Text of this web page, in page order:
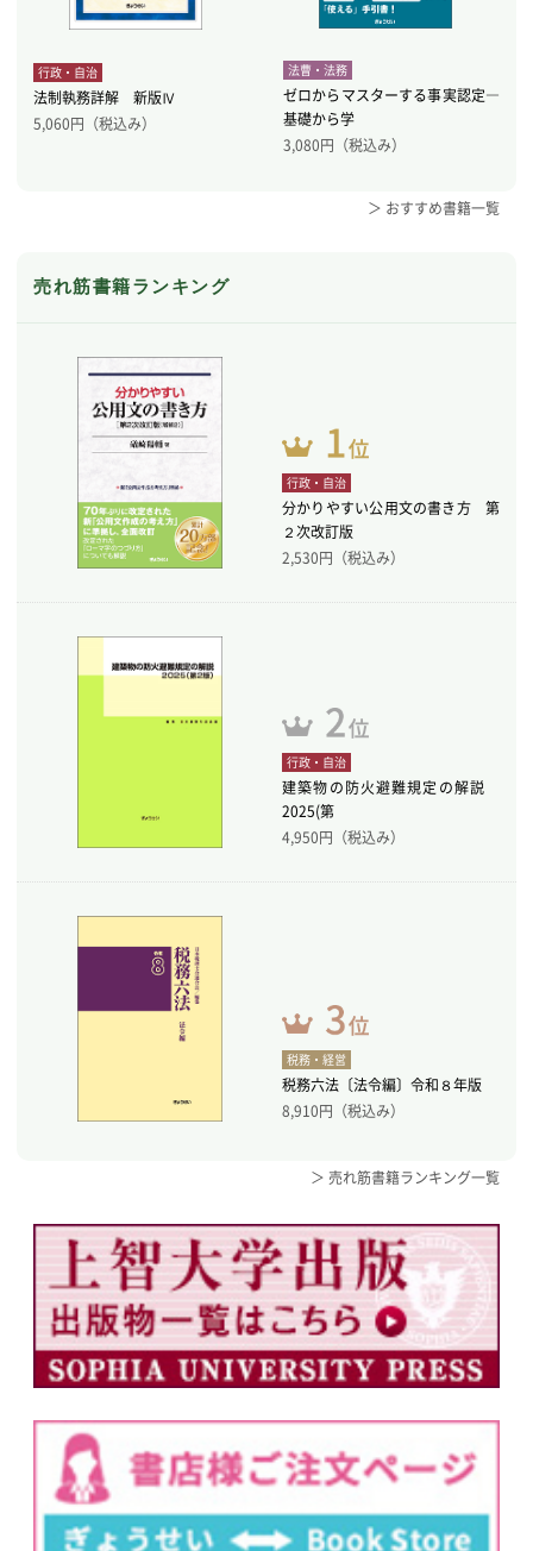
行政・自治
法制執務詳解 新版Ⅳ
5,060円（税込み）
法曹・法務
ゼロからマスターする事実認定―
基礎から学
3,080円（税込み）
＞ おすすめ書籍一覧
売れ筋書籍ランキング
行政・自治
分かりやすい公用文の書き方 第
２次改訂版
2,530円（税込み）
行政・自治
建築物の防火避難規定の解説
2025(第
4,950円（税込み）
税務・経営
税務六法〔法令編〕令和８年版
8,910円（税込み）
＞ 売れ筋書籍ランキング一覧